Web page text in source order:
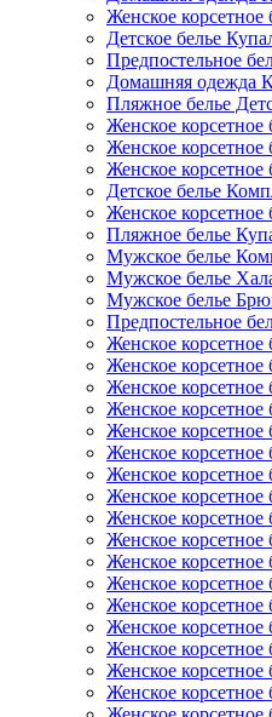
Женское
Детское белье
Предпостельное
Домашняя одежда
Пляжное белье
Женское
Женское
Женское
Детское белье
Женское
Пляжное белье
Мужское белье
Мужское белье
Мужское белье
Предпостельное
Женское
Женское
Женское
Женское
Женское
Женское
Женское
Женское
Женское
Женское
Женское корсетное
Женское
Женское
Женское
Женское
Женское
Женское